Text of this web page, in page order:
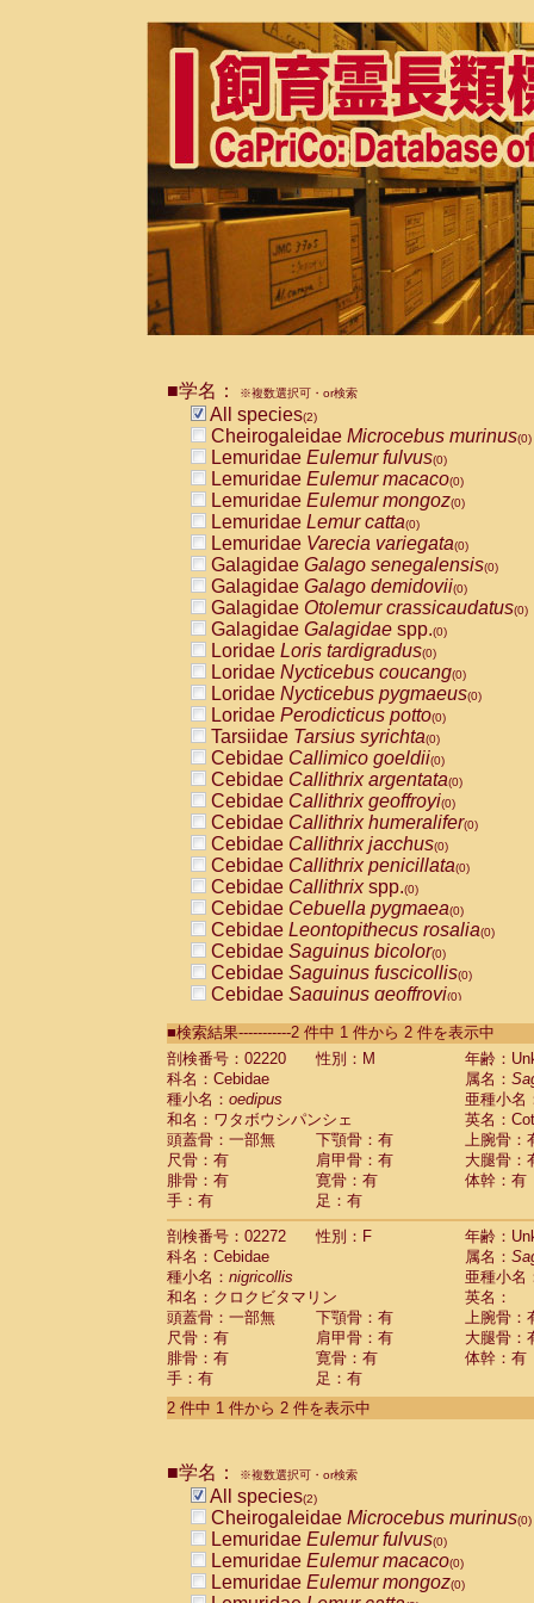
■学名： ※複数選択可・or検索
All species(2)
Cheirogaleidae Microcebus murinus(0)
Lemuridae Eulemur fulvus(0)
Lemuridae Eulemur macaco(0)
Lemuridae Eulemur mongoz(0)
Lemuridae Lemur catta(0)
Lemuridae Varecia variegata(0)
Galagidae Galago senegalensis(0)
Galagidae Galago demidovii(0)
Galagidae Otolemur crassicaudatus(0)
Galagidae Galagidae spp.(0)
Loridae Loris tardigradus(0)
Loridae Nycticebus coucang(0)
Loridae Nycticebus pygmaeus(0)
Loridae Perodicticus potto(0)
Tarsiidae Tarsius syrichta(0)
Cebidae Callimico goeldii(0)
Cebidae Callithrix argentata(0)
Cebidae Callithrix geoffroyi(0)
Cebidae Callithrix humeralifer(0)
Cebidae Callithrix jacchus(0)
Cebidae Callithrix penicillata(0)
Cebidae Callithrixspp.(0)
Cebidae Cebuella pygmaea(0)
Cebidae Leontopithecus rosalia(0)
Cebidae Saguinus bicolor(0)
Cebidae Saguinus fuscicollis(0)
Cebidae Saguinus geoffroyi(0)
CebidaeSaguinus labiatus(0)
Cebidae Saguinus leucopus (0)
Cebidae
Cebidae
CebidaeSaguinus nigricollis (1)
Cebidae Saguinus oedipus
Cebidae Saguinus weddelli
Cebidae Saguinusspp.
Cebidae Aotus trivirgatus
Cebidae Cebus albifrons
Cebidae
CebidaeCebus capucinus
CebidaeCebus nigrivittatus
Cebidae Cebusspp.(0)
Cebidae Saimiri boliviensis
Cebidae Saimiri sciureus
Atelidae Alouatta caraya
AtelidaeAlouatta fusca
AtelidaeAlouatta seniculus
AtelidaeAteles belzebuth
AtelidaeAteles geoffroyi
AtelidaeAteles paniscus(0)
AtelidaeAtelesspp. (0)
AtelidaeLagothrix lagothricha
AtelidaeLagothrix lagothricha cana
PitheciidaeCacajao calvus
■検索結果-----------2 件中 1 件から 2 件を表示中
剖検番号：02220
性別：M
年齢：
科名：Cebidae
属名：
種小名： oedipus
亜種小名
和名：ワタボウシパンシェ
英名：
頭蓋骨：一部無
下顎骨：有
上腕骨：
尺骨：有
肩甲骨：有
大腿骨：
腓骨：有
寛骨：有
体幹：有
手：有
足：有
剖検番号：02272
性別：F
年齢：
科名：Cebidae
属名：
種小名： nigricollis
亜種小名
和名：クロクビタマリン
英名：
頭蓋骨：一部無
下顎骨：有
上腕骨：
尺骨：有
肩甲骨：有
大腿骨：
腓骨：有
寛骨：有
体幹：有
手：有
足：有
2 件中 1 件から 2 件を表示中
■学名： ※複数選択可・or検索
All species(2)
Cheirogaleidae Microcebus murinus(0)
Lemuridae Eulemur fulvus(0)
Lemuridae Eulemur macaco(0)
Lemuridae Eulemur mongoz(0)